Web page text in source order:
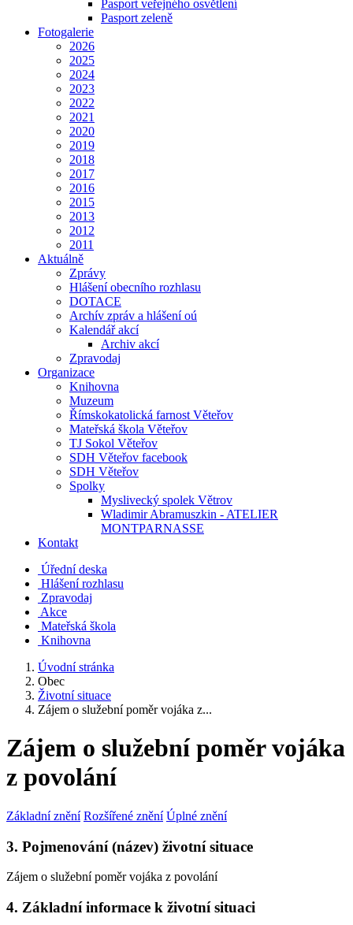
Pasport veřejného osvětlení
Pasport zeleně
Fotogalerie
2026
2025
2024
2023
2022
2021
2020
2019
2018
2017
2016
2015
2013
2012
2011
Aktuálně
Zprávy
Hlášení obecního rozhlasu
DOTACE
Archív zpráv a hlášení oú
Kalendář akcí
Archiv akcí
Zpravodaj
Organizace
Knihovna
Muzeum
Římskokatolická farnost Věteřov
Mateřská škola Věteřov
TJ Sokol Věteřov
SDH Věteřov facebook
SDH Věteřov
Spolky
Myslivecký spolek Větrov
Wladimir Abramuszkin - ATELIER
MONTPARNASSE
Kontakt
Úřední deska
Hlášení rozhlasu
Zpravodaj
Akce
Mateřská škola
Knihovna
Úvodní stránka
Obec
Životní situace
Zájem o služební poměr vojáka z...
Zájem o služební poměr vojáka
z povolání
Základní znění Rozšířené znění Úplné znění
3. Pojmenování (název) životní situace
Zájem o služební poměr vojáka z povolání
4. Základní informace k životní situaci